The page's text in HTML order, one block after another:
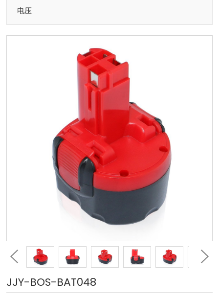
电压
JJY-BOS-BAT048